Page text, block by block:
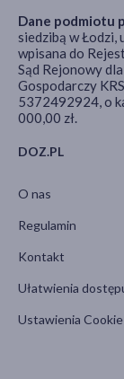
DOZ.PL
O nas
Regulamin
Kontakt
Ułatwienia
Ustawienia Cookie
Dane podmiotu
siedzibą w Łodzi,
wpisana do
Sąd Rejonowy
Gospodarczy
5372492924, o
000,00 zł.